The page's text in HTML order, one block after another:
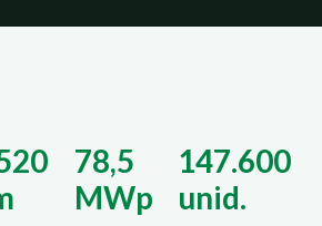
78,5
MWp
147.600
unid.